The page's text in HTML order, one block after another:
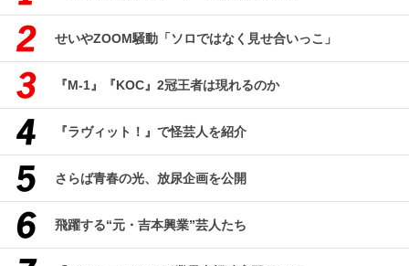
せいやZOOM騒動「ソロではなく見せ合いっこ」
『M-1』『KOC』2冠王者は現れるのか
『ラヴィット！』で怪芸人を紹介
さらば青春の光、放尿企画を公開
飛躍する“元・吉本興業”芸人たち